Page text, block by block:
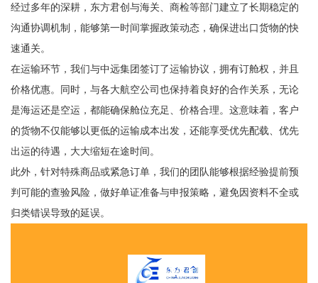
经过多年的深耕，东方君创与海关、商检等部门建立了长期稳定的
沟通协调机制，能够第一时间掌握政策动态，确保进出口货物的快
速通关。
在运输环节，我们与中远集团签订了运输协议，拥有订舱权，并且
价格优惠。同时，与各大航空公司也保持着良好的合作关系，无论
是海运还是空运，都能确保舱位充足、价格合理。这意味着，客户
的货物不仅能够以更低的运输成本出发，还能享受优先配载、优先
出运的待遇，大大缩短在途时间。
此外，针对特殊商品或紧急订单，我们的团队能够根据经验提前预
判可能的查验风险，做好单证准备与申报策略，避免因资料不全或
归类错误导致的延误。